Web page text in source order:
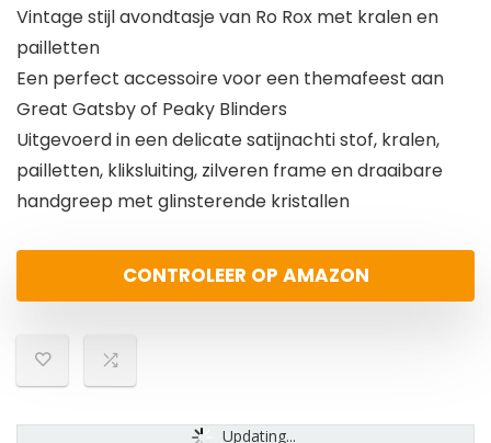
Vintage stijl avondtasje van Ro Rox met kralen en
pailletten
Een perfect accessoire voor een themafeest aan
Great Gatsby of Peaky Blinders
Uitgevoerd in een delicate satijnachti stof, kralen,
pailletten, kliksluiting, zilveren frame en draaibare
handgreep met glinsterende kristallen
CONTROLEER OP AMAZON
Updating...